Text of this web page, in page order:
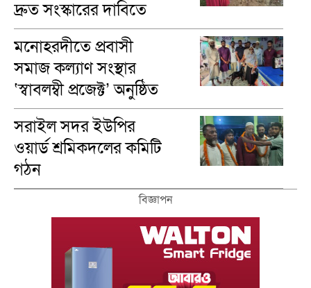
দ্রুত সংস্কারের দাবিতে
মানববন্ধন
মনোহরদীতে প্রবাসী
সমাজ কল্যাণ সংস্থার
‘স্বাবলম্বী প্রজেক্ট’ অনুষ্ঠিত
সরাইল সদর ইউপির
ওয়ার্ড শ্রমিকদলের কমিটি
গঠন
বিজ্ঞাপন